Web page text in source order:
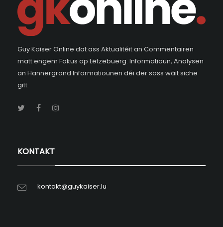
Guy Kaiser Online dat ass Aktualitéit an Commentairen
matt engem Fokus op Lëtzebuerg. Informatioun, Analysen
an Hannergrond Informatiounen déi der soss wäit siche
gitt.
KONTAKT
kontakt@guykaiser.lu